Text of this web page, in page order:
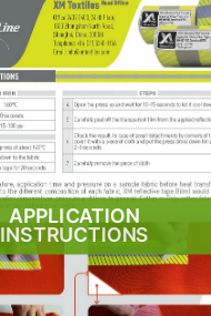
APPLICATION
INSTRUCTIONS